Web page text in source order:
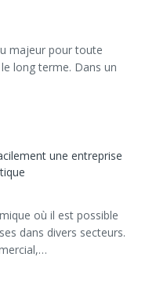
majeur pour toute
long terme. Dans un
une entreprise
où il est possible
dans divers secteurs.